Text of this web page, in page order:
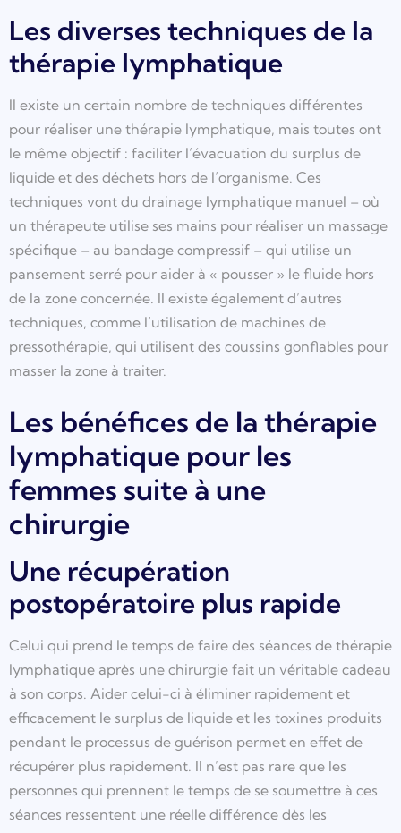
Les diverses techniques de la
thérapie lymphatique
Il existe un certain nombre de techniques différentes
pour réaliser une thérapie lymphatique, mais toutes ont
le même objectif : faciliter l’évacuation du surplus de
liquide et des déchets hors de l’organisme. Ces
techniques vont du drainage lymphatique manuel – où
un thérapeute utilise ses mains pour réaliser un massage
spécifique – au bandage compressif – qui utilise un
pansement serré pour aider à « pousser » le fluide hors
de la zone concernée. Il existe également d’autres
techniques, comme l’utilisation de machines de
pressothérapie, qui utilisent des coussins gonflables pour
masser la zone à traiter.
Les bénéfices de la thérapie
lymphatique pour les
femmes suite à une
chirurgie
Une récupération
postopératoire plus rapide
Celui qui prend le temps de faire des séances de thérapie
lymphatique après une chirurgie fait un véritable cadeau
à son corps. Aider celui-ci à éliminer rapidement et
efficacement le surplus de liquide et les toxines produits
pendant le processus de guérison permet en effet de
récupérer plus rapidement. Il n’est pas rare que les
personnes qui prennent le temps de se soumettre à ces
séances ressentent une réelle différence dès les